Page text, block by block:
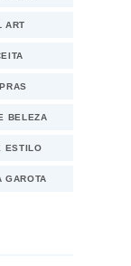
ART
BELEZA
ESTILO
GAROTA